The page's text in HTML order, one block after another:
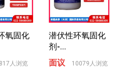
氧固化
人浏览
潜伏性环氧固化
剂-...
面议
10079人浏览